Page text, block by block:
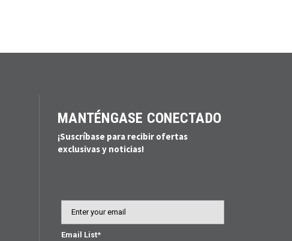
MANTÉNGASE CONECTADO
¡Suscríbase para recibir ofertas
exclusivas y noticias!
Email List*